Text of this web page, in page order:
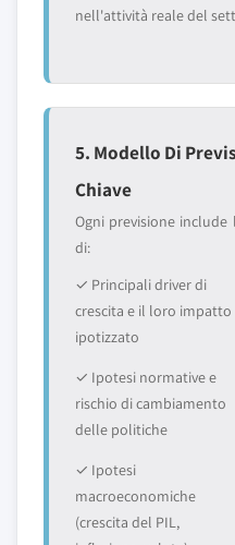
nell'attività reale del
5. Modello Di
Chiave
Ogni previsione
di:
✓ Principali driver di
crescita e il loro impatto
ipotizzato
✓ Ipotesi normative e
rischio di cambiamento
delle politiche
✓ Ipotesi
macroeconomiche
(crescita del PIL,